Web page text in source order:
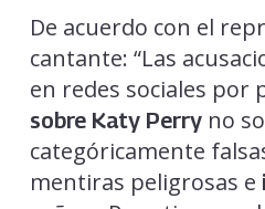
De acuerdo con el
cantante: “Las
en redes sociales por
sobre Katy Perryno
categóricamente
mentiras peligrosas e